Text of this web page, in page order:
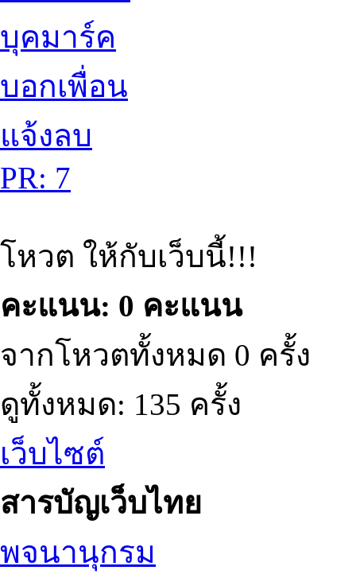
บุคมาร์ค
บอกเพื่อน
แจ้งลบ
PR: 7
โหวต ให้กับเว็บนี้!!!
คะแนน: 0 คะแนน
จากโหวตทั้งหมด 0 ครั้ง
ดูทั้งหมด: 135 ครั้ง
เว็บไซต์
สารบัญเว็บไทย
พจนานุกรม